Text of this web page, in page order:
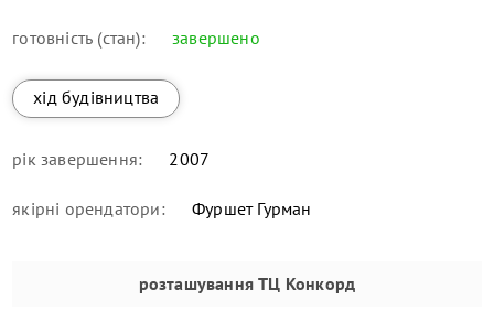
готовність (стан): завершено
хід будівництва
рік завершення: 2007
якірні орендатори: Фуршет Гурман
розташування ТЦ Конкорд